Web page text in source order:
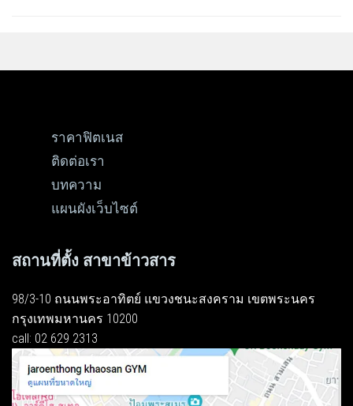
ราคาฟิตเนส
ติดต่อเรา
บทความ
แผนผังเว็บไซต์
สถานที่ตั้ง สาขาข้าวสาร
98/3-10 ถนนพระอาทิตย์ แขวงชนะสงคราม เขตพระนคร
กรุงเทพมหานคร 10200
call: 02 629 2313